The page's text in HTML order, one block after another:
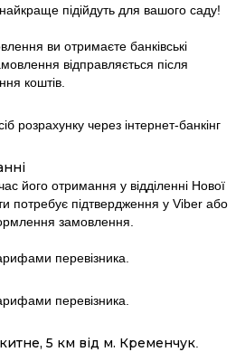
підійдуть для вашого саду!
ви отримаєте банківські
відправляється після
коштів.
розрахунку через інтернет-банкінг
його отримання у відділенні Нової
потребує підтвердження у Viber або
замовлення.
перевізника.
перевізника.
5 км від м. Кременчук